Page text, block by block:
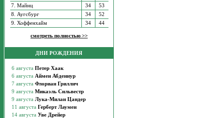
7. Майнц
34
53
8. Аугсбург
34
52
9. Хоффенхайм
34 44
смотреть полностью >>
ДНИ РОЖДЕНИЯ